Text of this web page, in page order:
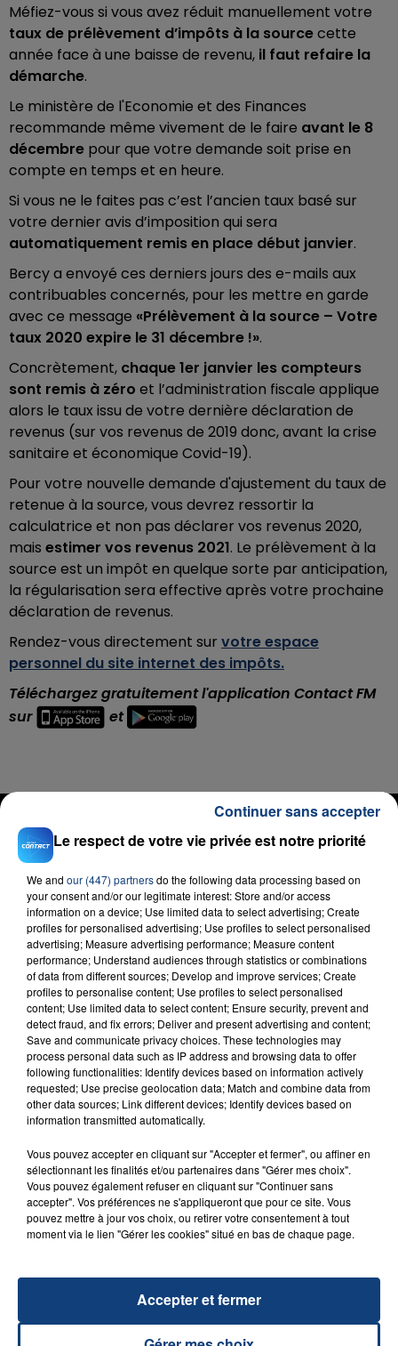
Méfiez-vous si vous avez réduit manuellement votre
taux de prélèvement d’impôts à la sourcecette
année face à une baisse de revenu, il faut refaire la
démarche.
Le ministère de l'Economie et des Finances
recommande même vivement de le faire avant le 8
décembre pour que votre demande soit prise en
compte en temps et en heure.
Si vous ne le faites pas c’est l’ancien taux basé sur
votre dernier avis d’imposition qui sera
automatiquement remis en place début janvier.
Bercy a envoyé ces derniers jours des e-mails aux
contribuables concernés, pour les mettre en garde
avec ce message «Prélèvement à la source – Votre
taux 2020 expire le 31 décembre !».
Concrètement, chaque 1er janvier les compteurs
sont remis à zéro et l’administration fiscale applique
alors le taux issu de votre dernière déclaration de
revenus (sur vos revenus de 2019 donc, avant la crise
sanitaire et économique Covid-19).
Pour votre nouvelle demande d'ajustement du taux de
retenue à la source, vous devrez ressortir la
calculatrice et non pas déclarer vos revenus 2020,
mais estimer vos revenus 2021. Le prélèvement à la
source est un impôt en quelque sorte par anticipation,
la régularisation sera effective après votre prochaine
déclaration de revenus.
Rendez-vous directement sur votre espace
personnel du site internet des impôts.
Téléchargez gratuitement l'application Contact FM
sur
et
Overprotected
RADIO CONTACT
FIL D'ACTU
23 juillet 2026
INCENDIE MORTEL À LENS : UNE FEMME ET
SON BÉBÉ ENTRE LA VIE ET LA...
aspergé sa compagne et leur bébé de trois mois
d'un liquide inflammable.
Le respect de votre vie privée est notre priorité
We and our (447) partnersdo the following data processing based on
your consent and/or our legitimate interest: Store and/or access
information on a device; Use limited data to select advertising; Create
profiles for personalised advertising; Use profiles to select personalised
advertising; Measure advertising performance; Measure content
performance; Understand audiences through statistics or combinations
of data from different sources; Develop and improve services; Create
profiles to personalise content; Use profiles to select personalised
content; Use limited data to select content; Ensure security, prevent and
detect fraud, and fix errors; Deliver and present advertising and content;
Save and communicate privacy choices. These technologies may
process personal data such as IP address and browsing data to offer
following functionalities: Identify devices based on information actively
requested; Use precise geolocation data; Match and combine data from
other data sources; Link different devices; Identify devices based on
information transmitted automatically.
Vous pouvez accepter en cliquant sur "Accepter et fermer", ou affiner en
sélectionnant les finalités et/ou partenaires dans "Gérer mes choix".
Vous pouvez également refuser en cliquant sur "Continuer sans
accepter". Vos préférences ne s'appliqueront que pour ce site. Vous
pouvez mettre à jour vos choix, ou retirer votre consentement à tout
moment via le lien "Gérer les cookies" situé en bas de chaque page.
Accepter et fermer
Continuer sans accepter